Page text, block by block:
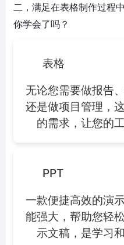
二，满足在表格制作过程
你学会了吗？
表格
无论您需要做报告
还是做项目管理，
的需求，让您的
PPT
一款便捷高效的演
能强大，帮助您轻
示文稿，是学习